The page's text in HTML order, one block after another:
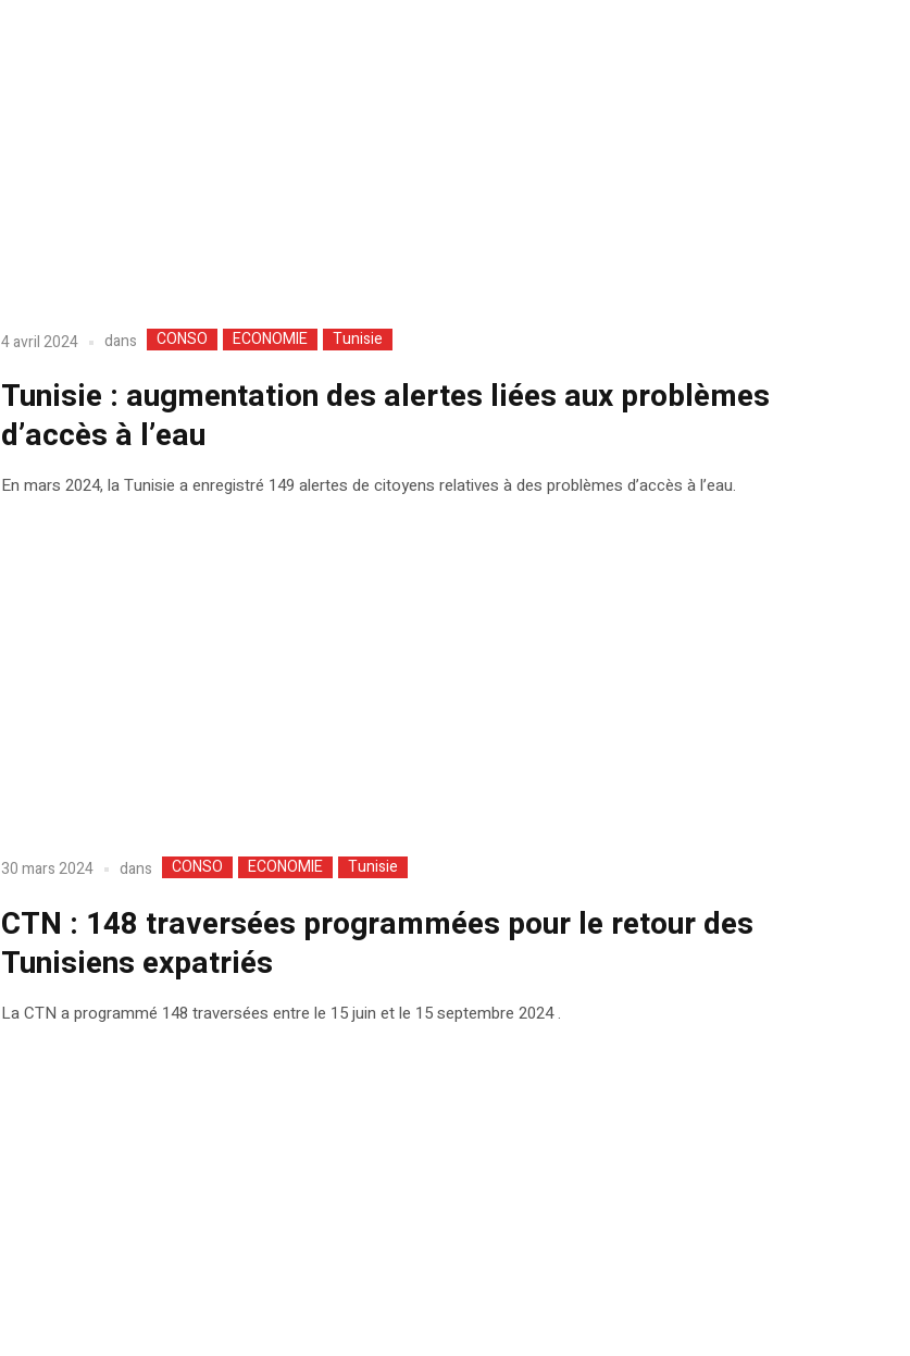
4 avril 2024 dans CONSO ECONOMIE Tunisie
Tunisie : augmentation des alertes liées aux problèmes
d’accès à l’eau
En mars 2024, la Tunisie a enregistré 149 alertes de citoyens relatives à des problèmes d’accès à l’eau.
30 mars 2024 dans CONSO ECONOMIE Tunisie
CTN : 148 traversées programmées pour le retour des
Tunisiens expatriés
La CTN a programmé 148 traversées entre le 15 juin et le 15 septembre 2024 .